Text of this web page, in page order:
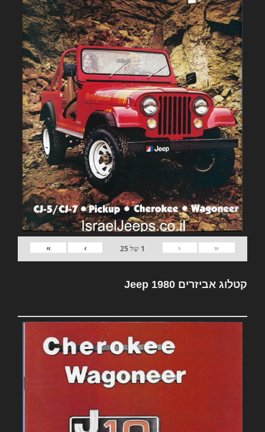
«
‹
1 של25
›
»
קטלוג אביזרים Jeep 1980